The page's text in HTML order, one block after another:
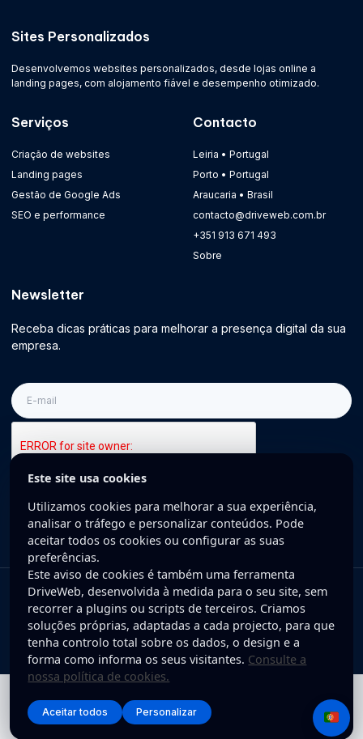
Sites Personalizados
Desenvolvemos websites personalizados, desde lojas online a
landing pages, com alojamento fiável e desempenho otimizado.
Serviços
Criação de websites
Landing pages
Gestão de Google Ads
SEO e performance
Contacto
Leiria • Portugal
Porto • Portugal
Araucaria • Brasil
contacto@driveweb.com.br
+351 913 671 493
Sobre
Newsletter
Receba dicas práticas para melhorar a presença digital da sua
empresa.
E-
mail
Inscreva-se
Copyright © 2025 DriveWeb. Todos os direitos reservados. Desenvolvido
por DriveWeb.
Política de Privacidade
Este site usa cookies
Utilizamos cookies para melhorar a sua experiência,
analisar o tráfego e personalizar conteúdos. Pode
aceitar todos os cookies ou configurar as suas
preferências.
Este aviso de cookies é também uma ferramenta
DriveWeb, desenvolvida à medida para o seu site, sem
recorrer a plugins ou scripts de terceiros. Criamos
soluções próprias, adaptadas a cada projecto, para que
tenha controlo total sobre os dados, o design e a
forma como informa os seus visitantes. Consulte a
nossa política de cookies.
Aceitar todos Personalizar